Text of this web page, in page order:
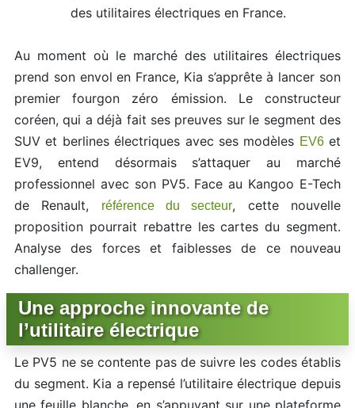
des utilitaires électriques en France.
Au moment où le marché des utilitaires électriques
prend son envol en France, Kia s’apprête à lancer son
premier fourgon zéro émission. Le constructeur
coréen, qui a déjà fait ses preuves sur le segment des
SUV et berlines électriques avec ses modèles EV6et
EV9, entend désormais s’attaquer au marché
professionnel avec son PV5. Face au Kangoo E-Tech
de Renault,
référence du secteur, cette nouvelle
proposition pourrait rebattre les cartes du segment.
Analyse des forces et faiblesses de ce nouveau
challenger.
Une approche innovante de
l’utilitaire électrique
Le PV5 ne se contente pas de suivre les codes établis
du segment. Kia a repensé l’utilitaire électrique depuis